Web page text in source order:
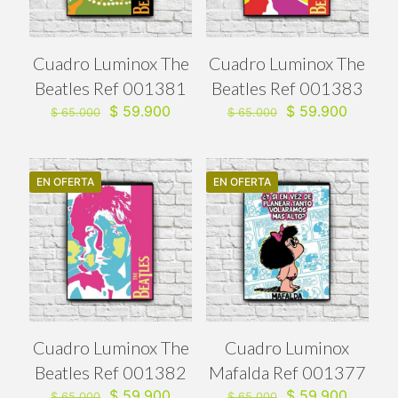
Cuadro Luminox The
Beatles Ref 001381
$65.000
El
era:
$ 65.000.
$ 59.900
es:
$ 59.900.
Cuadro Luminox The
Beatles Ref 001383
$65.000
El
era:
$ 65.000.
$59.900El
es:
$
EN OFERTA
Cuadro Luminox The
Beatles Ref 001382
El
EN OFERTA
Cuadro Luminox
Mafalda Ref 001377
El
El